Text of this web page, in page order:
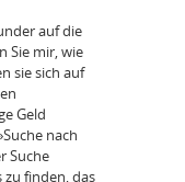
auf die
Sie mir, wie
sie sich auf
Geld
nach
Suche
finden, das